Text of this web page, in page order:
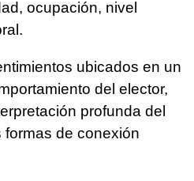
ocupación, nivel
ubicados en un
del elector,
profunda del
de conexión